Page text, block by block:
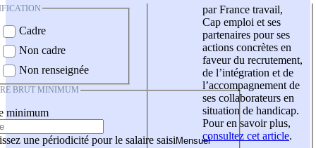
Cadre
Non cadre
Non renseignée
BRUT MINIMUM
minimum
une périodicité pour le salaire saisi
par France travail,
Cap emploi et ses
partenaires pour ses
actions concrètes en
faveur du recrutement,
de l’intégration et de
l’accompagnement de
ses collaborateurs en
situation de handicap.
Pour en savoir plus,
consultez cet article.